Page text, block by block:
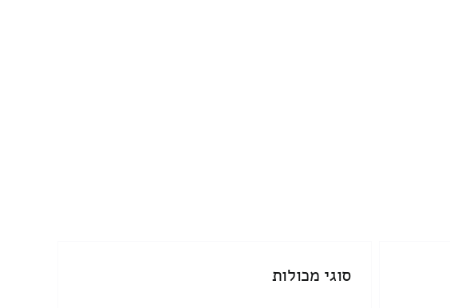
סוגי מכולות